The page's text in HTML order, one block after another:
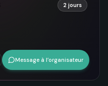
2 jours
Message à l’organisateur